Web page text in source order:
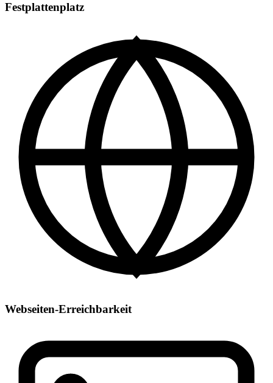
Festplattenplatz
Webseiten-Erreichbarkeit